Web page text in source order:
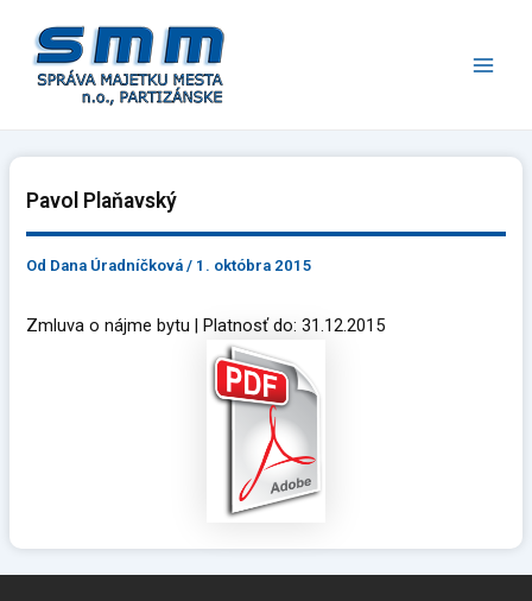
obsah
Pavol Plaňavský
Od Dana Úradníčková/ 1. októbra 2015
Zmluva o nájme bytu | Platnosť do: 31.12.2015